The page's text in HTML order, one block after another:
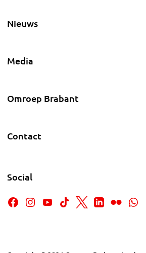
Nieuws
Media
Omroep Brabant
Contact
Social